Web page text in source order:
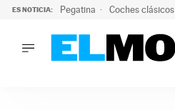
ES NOTICIA: Pegatina Coches clásicos